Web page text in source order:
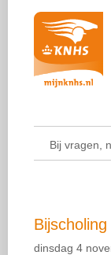
Bij vragen,
dinsdag 4